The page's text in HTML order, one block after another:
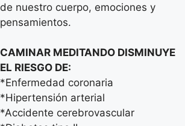
de nuestro cuerpo, emociones y
pensamientos.
CAMINAR MEDITANDO DISMINUYE
EL RIESGO DE:
*Enfermedad coronaria
*Hipertensión arterial
*Accidente cerebrovascular